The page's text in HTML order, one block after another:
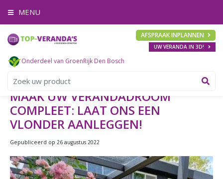
n
AFSPRAAK INPLANNEN
UW VERANDA IN 3D!
Onderdeel van GroenRijk Den Bosch
MENU
MAAK UW VERANDADROOM
COMPLEET: LAAT ONS EEN
VLONDER AANLEGGEN!
Gepubliceerd op 26 augustus 2022